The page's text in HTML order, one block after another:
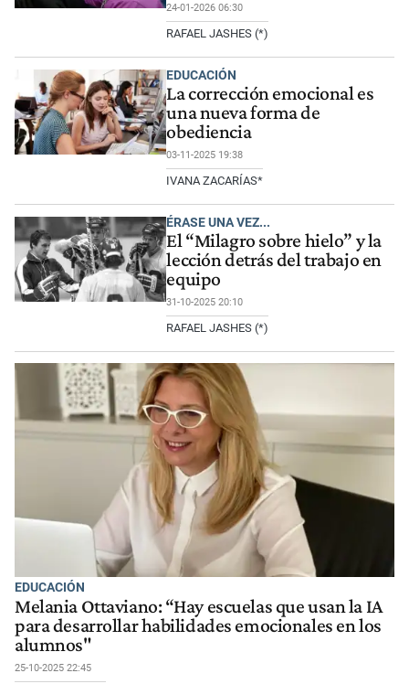
24-01-2026 06:30
RAFAEL JASHES (*)
EDUCACIÓN
La corrección emocional es
una nueva forma de
obediencia
03-11-2025 19:38
IVANA ZACARÍAS*
ÉRASE UNA VEZ...
El “Milagro sobre hielo” y la
lección detrás del trabajo en
equipo
31-10-2025 20:10
RAFAEL JASHES (*)
EDUCACIÓN
Melania Ottaviano: “Hay escuelas que usan la IA
para desarrollar habilidades emocionales en los
alumnos"
25-10-2025 22:45